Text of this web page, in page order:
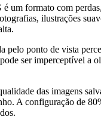
um formato com
ilustrações
pelo ponto de vista
ser imperceptível
das imagens
A configuração de